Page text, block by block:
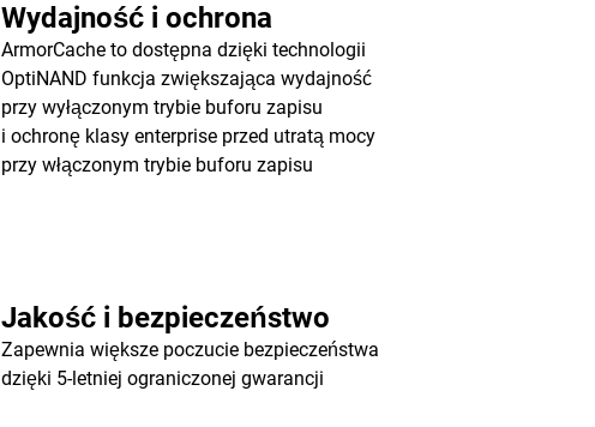
Wydajność i ochrona
ArmorCache to dostępna dzięki technologii
OptiNAND funkcja zwiększająca wydajność
przy wyłączonym trybie buforu zapisu
i ochronę klasy enterprise przed utratą mocy
przy włączonym trybie buforu zapisu
Jakość i bezpieczeństwo
Zapewnia większe poczucie bezpieczeństwa
dzięki 5-letniej ograniczonej gwarancji